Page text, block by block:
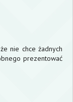
nie chce żadnych
prezentować